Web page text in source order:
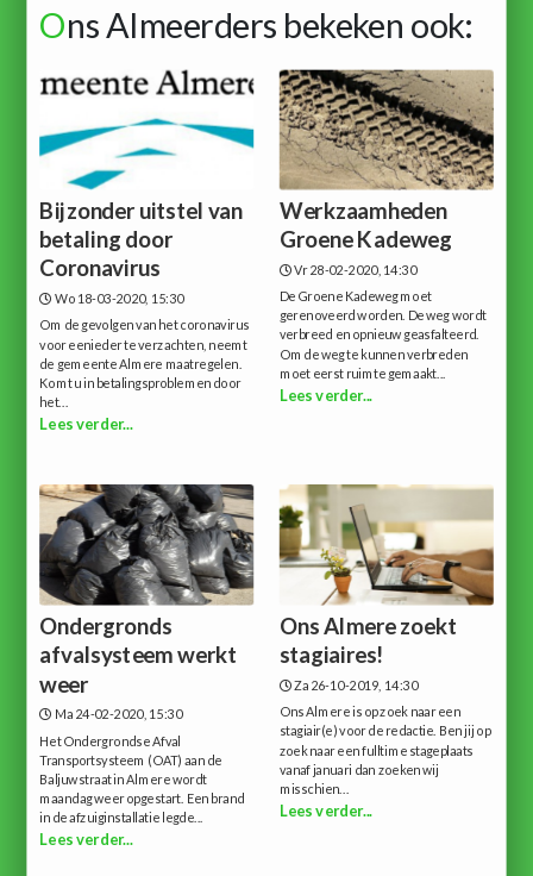
Ons Almeerders bekeken ook:
Bijzonder uitstel van
betaling door
Coronavirus
Wo 18-03-2020, 15:30
Om de gevolgen van het coronavirus
voor eenieder te verzachten, neemt
de gemeente Almere maatregelen.
Komt u in betalingsproblemen door
het...
Lees verder...
Werkzaamheden
Groene Kadeweg
Vr 28-02-2020, 14:30
De Groene Kadeweg moet
gerenoveerd worden. De weg wordt
verbreed en opnieuw geasfalteerd.
Om de weg te kunnen verbreden
moet eerst ruimte gemaakt...
Lees verder...
Ondergronds
afvalsysteem werkt
weer
Ma 24-02-2020, 15:30
Het Ondergrondse Afval
Transportsysteem (OAT) aan de
Baljuwstraat in Almere wordt
maandag weer opgestart. Een brand
in de afzuiginstallatie legde...
Lees verder...
Ons Almere zoekt
stagiaires!
Za 26-10-2019, 14:30
Ons Almere is op zoek naar een
stagiair(e) voor de redactie. Ben jij op
zoek naar een fulltime stageplaats
vanaf januari dan zoeken wij
misschien...
Lees verder...